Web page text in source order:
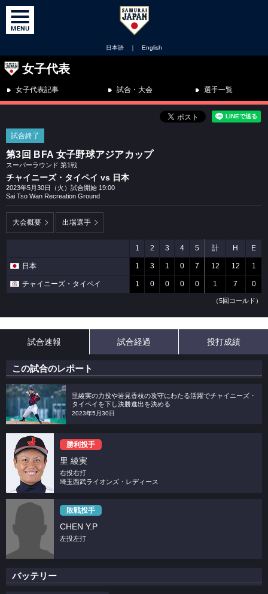
日本語 ｜ English
女子代表
女子代表記事 試合・大会 選手一覧
試合終了
第3回 BFA 女子野球アジアカップ
スーパーラウンド 第1戦
チャイニーズ・タイペイ vs 日本
2023年5月30日（火）試合開始 19:00
Sai Tso Wan Recreation Ground
大会概要 出場選手
1 2 3 4 5 計 H E
日本 1 3 1 0 7 12 12 1
チャイニーズ・タイペイ 1 0 0 0 0 1 7 0
（5回コールド）
試合速報 試合経過 投打成績
この試合のレポート
里綾実の力投や岩見香枝の攻守にわたる活躍でチャイニーズ・
タイペイを下し決勝進出を決める
2023年5月30日
勝利投手
里 綾実
右投右打
埼玉西武ライオンズ・レディース
敗戦投手
CHEN Y.P
左投左打
バッテリー